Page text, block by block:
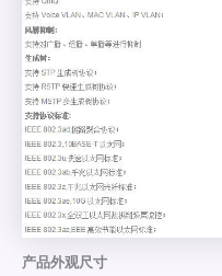
产品外观尺寸